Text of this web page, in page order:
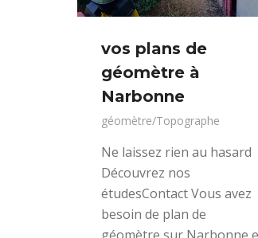
vos plans de
géomètre à
Narbonne
géomètre/Topographe
Ne laissez rien au hasard
Découvrez nos
étudesContact Vous avez
besoin de plan de